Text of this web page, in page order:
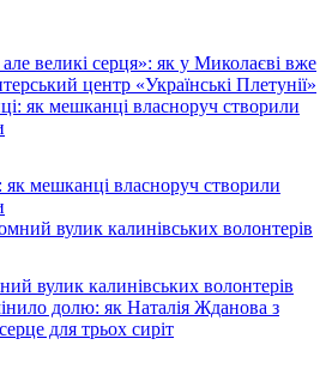
великі серця»: як у Миколаєві вже
центр «Українські Плетунії»
як мешканці власноруч створили
вулик калинівських волонтерів